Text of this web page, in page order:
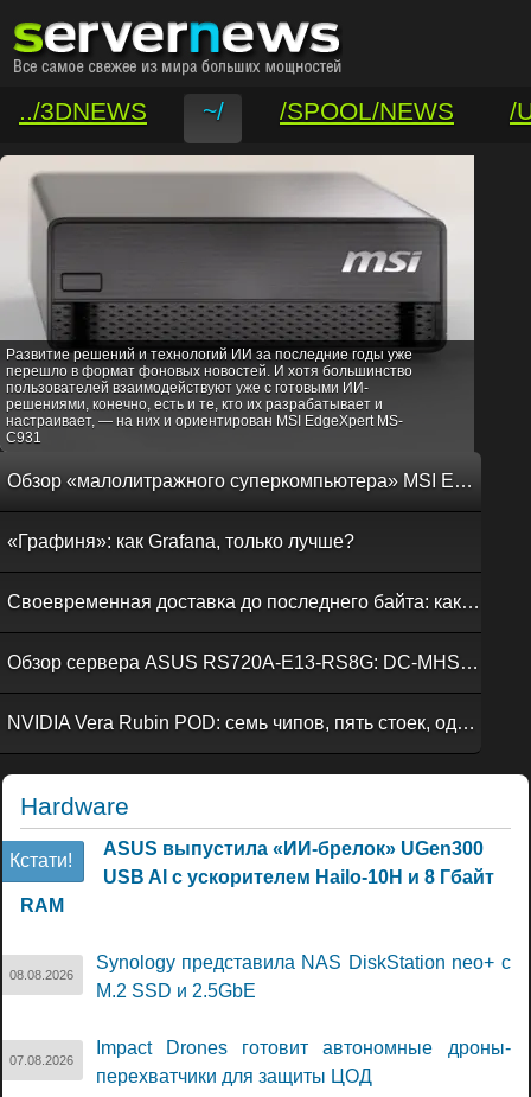
../3DNEWS ~/ /SPOOL/NEWS
/
/VAR/CONTACT
Развитие решений и технологий ИИ за последние годы уже
перешло в формат фоновых новостей. И хотя большинство
пользователей взаимодействуют уже с готовыми ИИ-
решениями, конечно, есть и те, кто их разрабатывает и
настраивает, — на них и ориентирован MSI EdgeXpert MS-
C931
Обзор «малолитражного суперкомпьютера» MSI EdgeXpert MS-C931
«Графиня»: как Grafana, только лучше?
Своевременная доставка до последнего байта: как российская сеть Curator CDN совмещает скорость, безопасность и гибкость управления
Обзор сервера ASUS RS720A-E13-RS8G: DC-MHS во всей красе
NVIDIA Vera Rubin POD: семь чипов, пять стоек, один ИИ-суперкомпьютер
Hardware
Кстати!
ASUS выпустила «ИИ-брелок» UGen300
USB AI с ускорителем Hailo-10H и 8 Гбайт
RAM
08.08.2026
Synology представила NAS DiskStation neo+ с
M.2 SSD и 2.5GbE
07.08.2026
Impact Drones готовит автономные дроны-
перехватчики для защиты ЦОД